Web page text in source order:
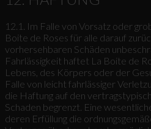
12.1. Im Falle von Vorsatz oder
Boite de Roses für alle darauf
vorhersehbaren Schäden
Fahrlässigkeit haftet La Boite de
Lebens, des Körpers oder der
Falle von leicht fahrlässiger
die Haftung auf den
Schaden begrenzt. Eine
deren Erfüllung die